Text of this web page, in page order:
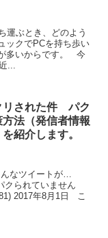
運ぶとき、どのよう
ックでPCを持ち歩い
多いからです。 今
...
リされた件 パク
法（発信者情報
紹介します。
なツイートが…
られていません
2017年8月1日 こ